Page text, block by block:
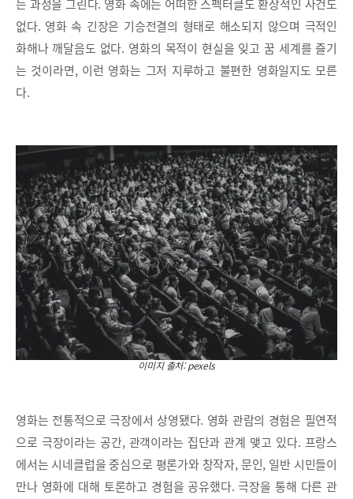
는 과정을 그린다. 영화 속에는 어떠한 스펙터클도 환상적인 사건도
없다. 영화 속 긴장은 기승전결의 형태로 해소되지 않으며 극적인
화해나 깨달음도 없다. 영화의 목적이 현실을 잊고 꿈 세계를 즐기
는 것이라면, 이런 영화는 그저 지루하고 불편한 영화일지도 모른
다.
이미지 출처: pexels
영화는 전통적으로 극장에서 상영됐다. 영화 관람의 경험은 필연적
으로 극장이라는 공간, 관객이라는 집단과 관계 맺고 있다. 프랑스
에서는 시네클럽을 중심으로 평론가와 창작자, 문인, 일반 시민들이
만나 영화에 대해 토론하고 경험을 공유했다. 극장을 통해 다른 관